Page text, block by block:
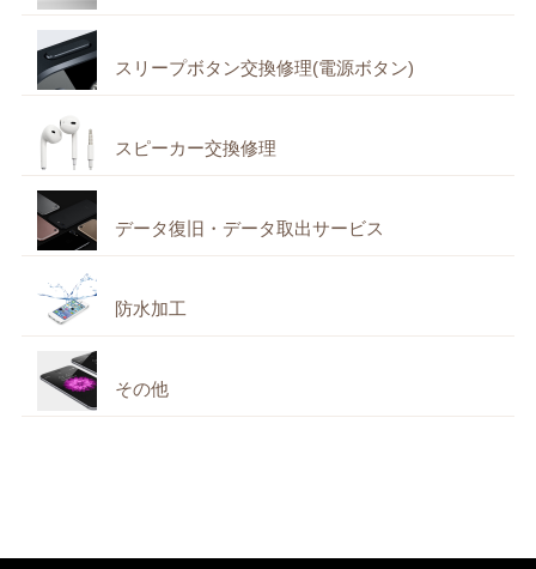
スリープボタン交換修理(電源ボタン)
スピーカー交換修理
データ復旧・データ取出サービス
防水加工
その他